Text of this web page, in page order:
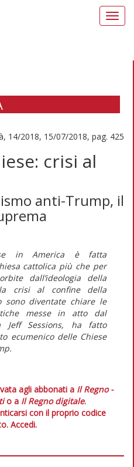
14/2018, 15/07/2018, pag. 425
crisi al
anti-Trump, il
in America è fatta
cattolica più che per
dall’ideologia della
crisi al confine della
sono diventate chiare le
messe in atto dal
Jeff Sessions, ha fatto
ecumenico delle Chiese
agli abbonati a Il Regno -
o a Il Regno digitale.
con il proprio codice
Accedi.